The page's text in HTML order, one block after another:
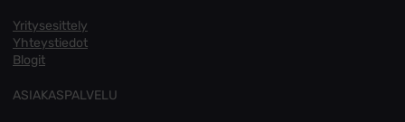
Yritysesittely
Yhteystiedot
Blogit
ASIAKASPALVELU